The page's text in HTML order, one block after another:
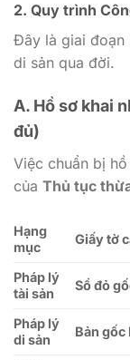
2. Quy trình
Đây là giai đoạn
di sản qua đời.
A. Hồ sơ khai
đủ)
Việc chuẩn bị
của Thủ tục
Hạng
mục
Giấy tờ
Pháp lý
tài sản
Sổ đỏ
Pháp lý
di sản
Bản gốc